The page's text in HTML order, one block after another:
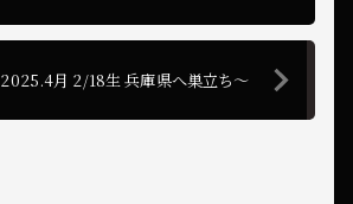
2025.4月 2/18生 兵庫県へ巣立ち〜